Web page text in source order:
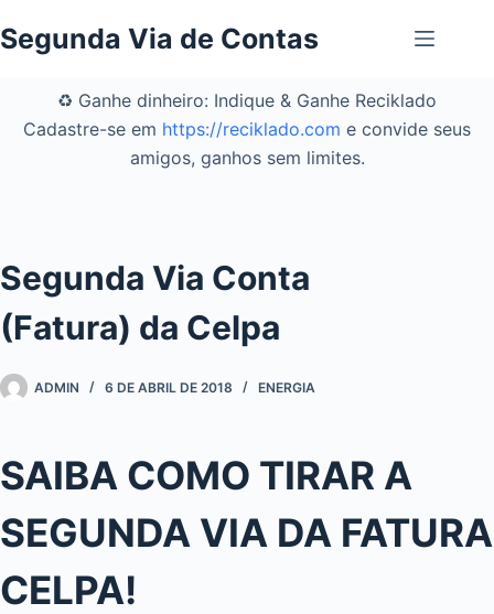
para
conteúdo
Segunda Via de Contas
♻️ Ganhe dinheiro: Indique & Ganhe Reciklado
Cadastre-se em https://reciklado.com e convide seus
amigos, ganhos sem limites.
Segunda Via Conta
(Fatura) da Celpa
ADMIN 6 DE ABRIL DE 2018 ENERGIA
SAIBA COMO TIRAR A
SEGUNDA VIA DA FATURA
CELPA!